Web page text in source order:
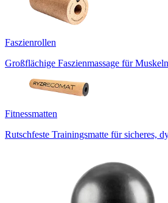
Faszienrollen
Großflächige Faszienmassage für
Fitnessmatten
Rutschfeste Trainingsmatte für sicheres,